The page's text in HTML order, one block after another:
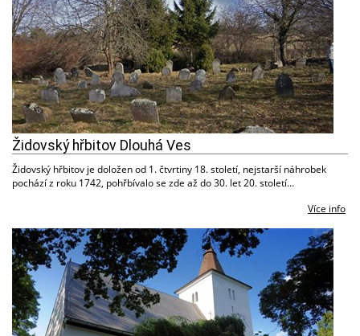
Židovský hřbitov Dlouhá Ves
Židovský hřbitov je doložen od 1. čtvrtiny 18. století, nejstarší náhrobek
pochází z roku 1742, pohřbívalo se zde až do 30. let 20. století…
Více info